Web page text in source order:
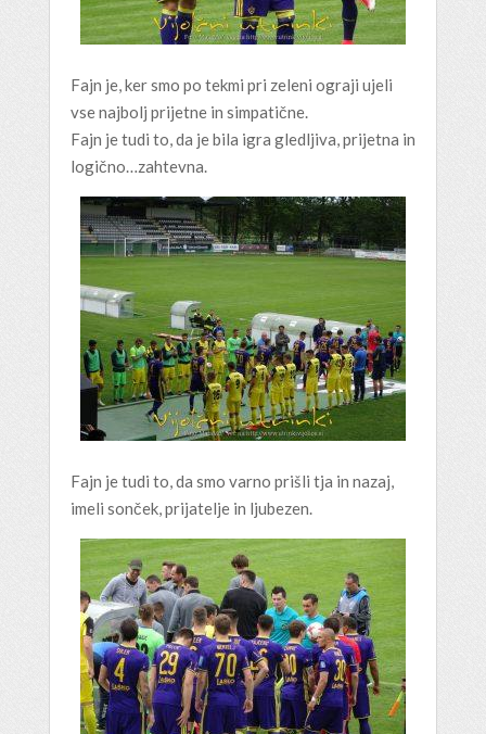
Fajn je, ker smo po tekmi pri zeleni ograji ujeli
vse najbolj prijetne in simpatične.
Fajn je tudi to, da je bila igra gledljiva, prijetna in
logično…zahtevna.
Fajn je tudi to, da smo varno prišli tja in nazaj,
imeli sonček, prijatelje in ljubezen.